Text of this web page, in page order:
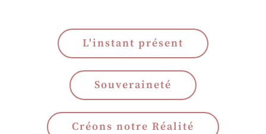
L'instant présent
Souveraineté
Créons notre Réalité